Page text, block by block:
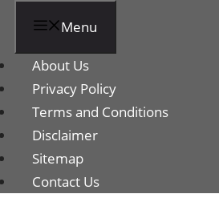
Menu
About Us
Privacy Policy
Terms and Conditions
Disclaimer
Sitemap
Contact Us